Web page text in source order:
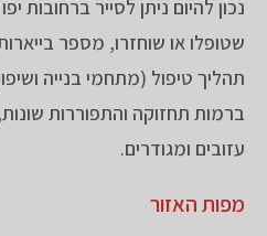
נכון להיום ניתן לסייר ברחובות
שטופלו או שוחזרו, מספר
תהליך טיפול (מתחמי בנייה
ברמות תחזוקה והתפוררות
עזובים ומגודרים.
מפות האזור